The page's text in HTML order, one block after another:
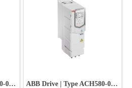
ABB Drive | Type ACH580-01-018A-2+B056 ABB Drive | Type ACH580-01-012A-2+B056